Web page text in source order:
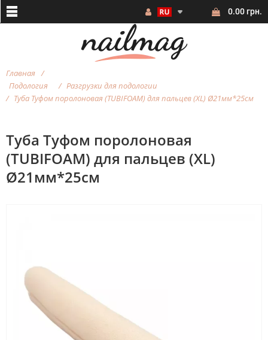
0.00 грн.
Главная
Подология
Разгрузки для подологии
Туба Туфом поролоновая (TUBIFOAM) для пальцев (XL) Ø21мм*25см
Туба Туфом поролоновая
(TUBIFOAM) для пальцев (XL)
Ø21мм*25см